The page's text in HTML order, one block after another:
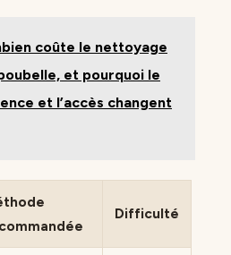
coûte le nettoyage
et pourquoi le
et l’accès changent
Difficulté